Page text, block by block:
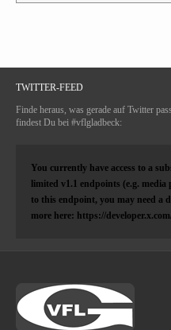
TWITTER-FEED
Finde heraus, was gerade auf Twitter
findest Du bei #vflgladbeck:
You currently have access to a
limited v1.1 endpoints (e.g. media
to this endpoint, you may need a
more here: https://